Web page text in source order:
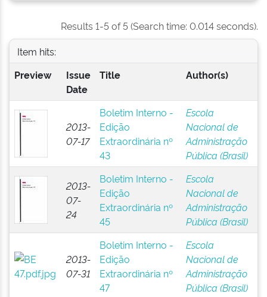
Results 1-5 of 5 (Search time: 0.014 seconds).
Item hits:
Preview
Issue
Date
Title Author(s)
2013-
07-17
Boletim Interno -
Edição
Extraordinária nº
43
Escola
Nacional de
Administração
Pública (Brasil)
2013-
07-
24
Boletim Interno -
Edição
Extraordinária nº
45
Escola
Nacional de
Administração
Pública (Brasil)
2013-
07-31
Boletim Interno -
Edição
Extraordinária nº
47
Escola
Nacional de
Administração
Pública (Brasil)